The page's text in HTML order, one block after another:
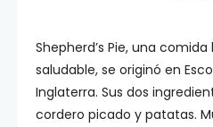
Shepherd’s Pie, una
saludable, se originó en
Inglaterra. Sus dos
cordero picado y patatas.